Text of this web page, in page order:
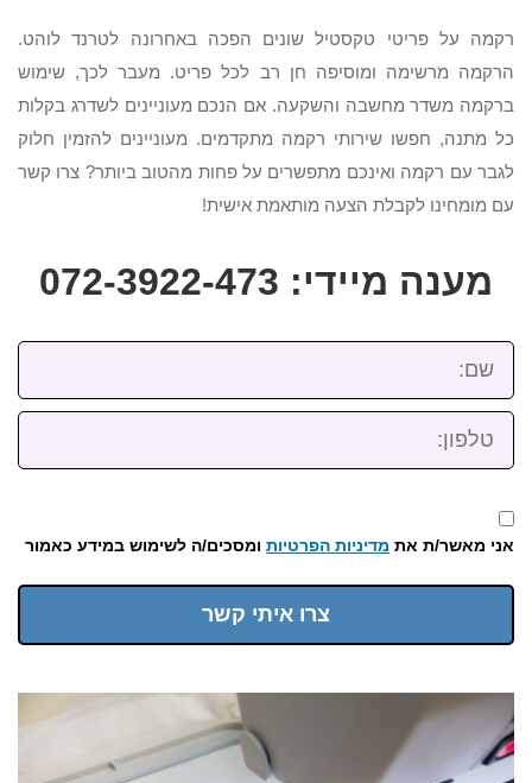
רקמה על פריטי טקסטיל שונים הפכה באחרונה לטרנד לוהט.
הרקמה מרשימה ומוסיפה חן רב לכל פריט. מעבר לכך, שימוש
ברקמה משדר מחשבה והשקעה. אם הנכם מעוניינים לשדרג בקלות
כל מתנה, חפשו שירותי רקמה מתקדמים. מעוניינים להזמין חלוק
לגבר עם רקמה ואינכם מתפשרים על פחות מהטוב ביותר? צרו קשר
עם מומחינו לקבלת הצעה מותאמת אישית!
מענה מיידי: 072-3922-473
שם:
טלפון:
אני מאשר/ת את מדיניות הפרטיות ומסכים/ה לשימוש במידע כאמור
צרו איתי קשר